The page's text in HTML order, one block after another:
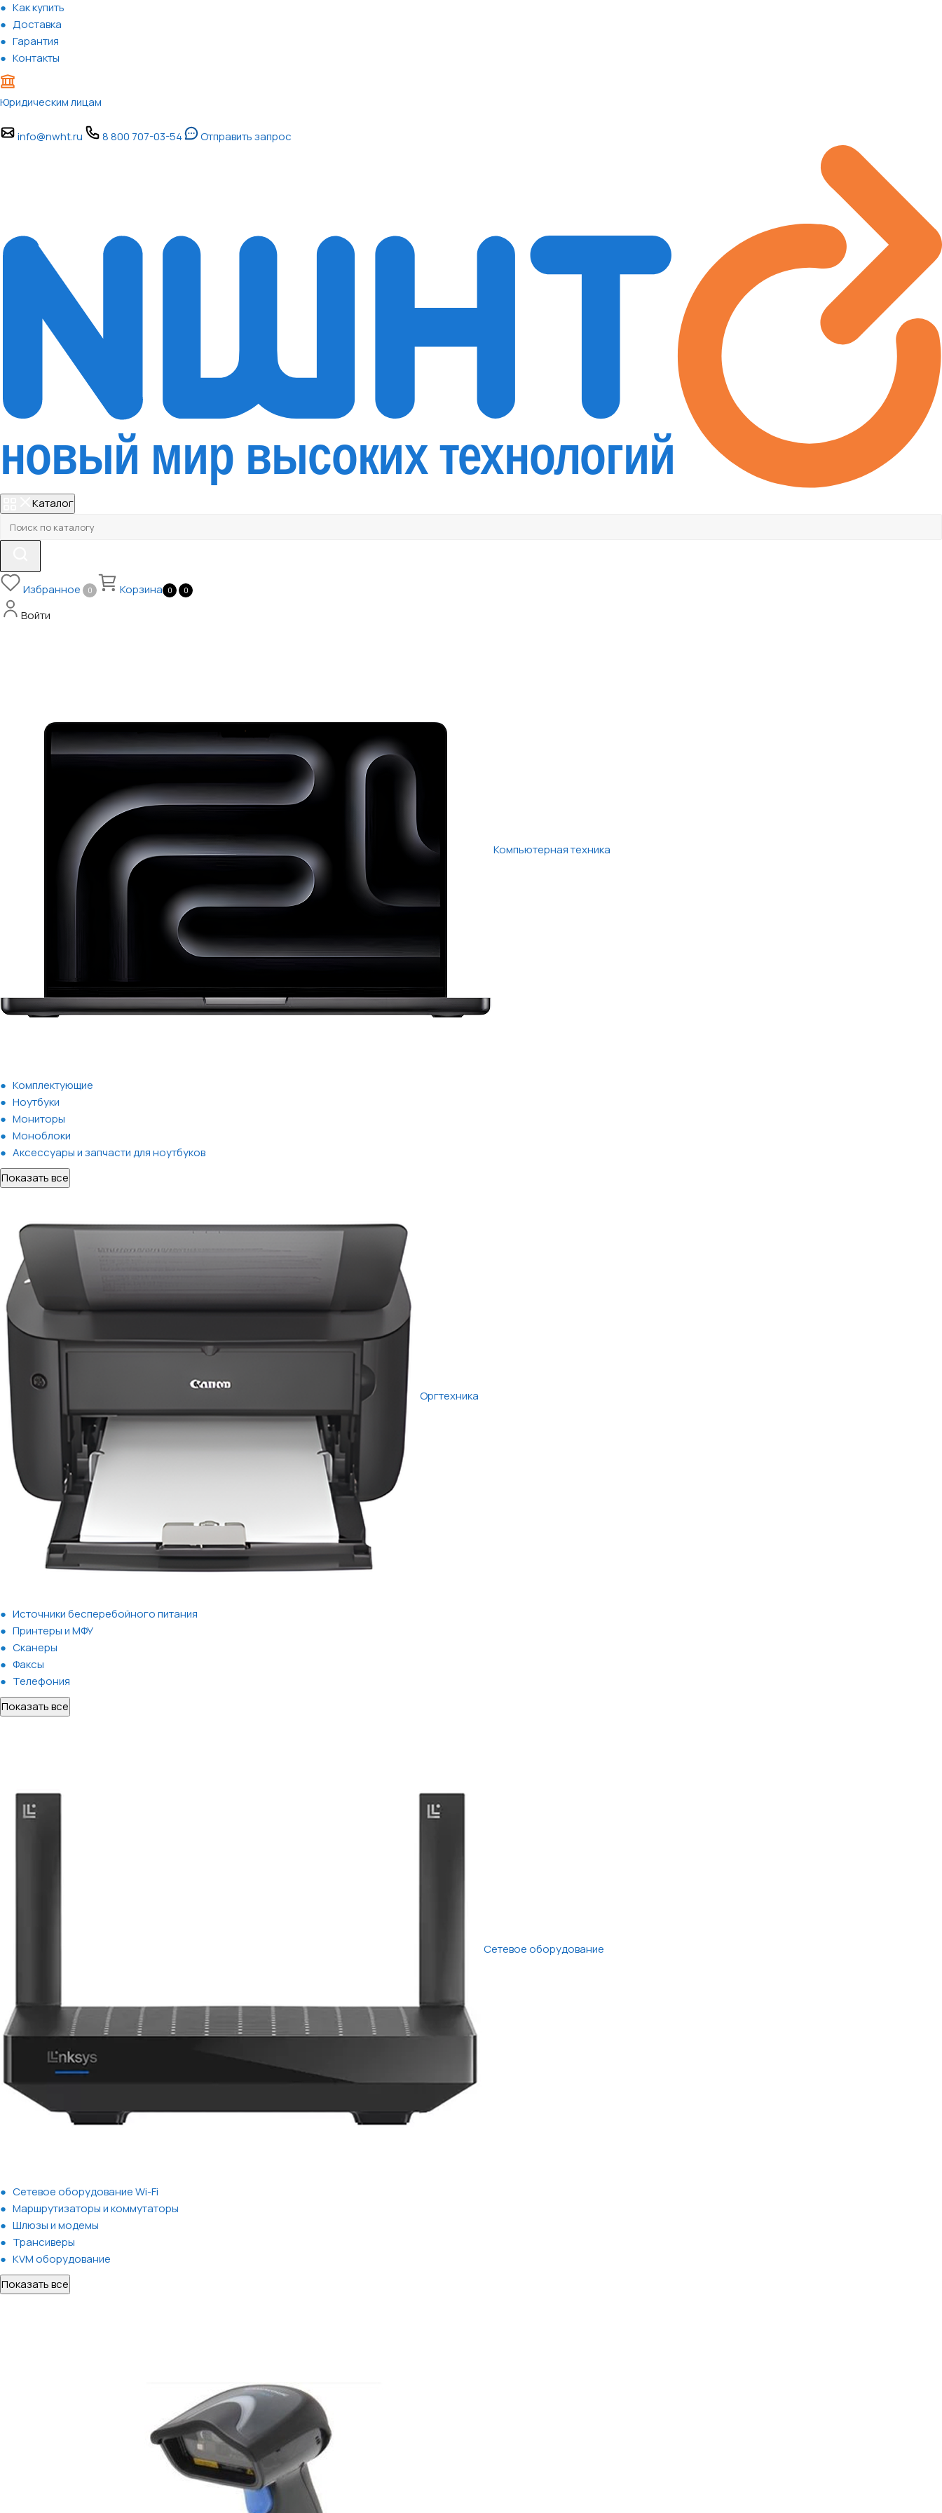
Как купить
Доставка
Гарантия
Контакты
Юридическим лицам
info@nwht.ru 8 800 707-03-54 Отправить запрос
Каталог
Избранное 0 Корзина 0 0
Войти
Компьютерная техника
Комплектующие
Ноутбуки
Мониторы
Моноблоки
Аксессуары и запчасти для ноутбуков
Показать все
Оргтехника
Источники бесперебойного питания
Принтеры и МФУ
Сканеры
Факсы
Телефония
Показать все
Сетевое оборудование
Сетевое оборудование Wi-Fi
Маршрутизаторы и коммутаторы
Шлюзы и модемы
Трансиверы
KVM оборудование
Показать все